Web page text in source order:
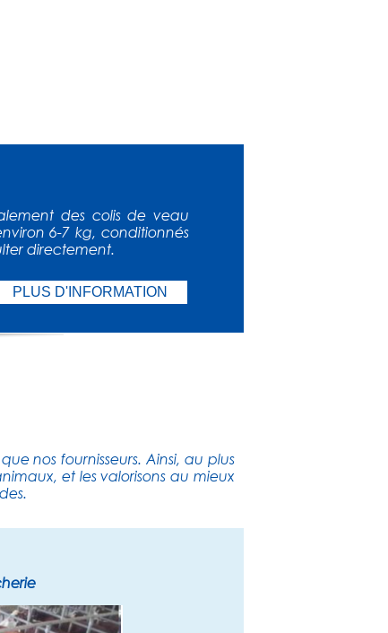
des colis de veau
6-7 kg, conditionnés
directement.
PLUS D'INFORMATION
nos fournisseurs. Ainsi, au plus
et les valorisons au mieux